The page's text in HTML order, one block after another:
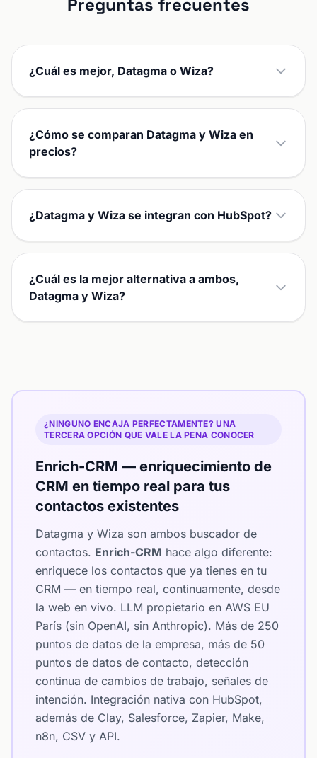
Preguntas frecuentes
¿Cuál es mejor, Datagma o Wiza?
¿Cómo se comparan Datagma y Wiza en
precios?
¿Datagma y Wiza se integran con HubSpot?
¿Cuál es la mejor alternativa a ambos,
Datagma y Wiza?
¿NINGUNO ENCAJA PERFECTAMENTE? UNA
TERCERA OPCIÓN QUE VALE LA PENA CONOCER
Enrich-CRM — enriquecimiento de
CRM en tiempo real para tus
contactos existentes
Datagma y Wiza son ambos buscador de
contactos. Enrich-CRM hace algo diferente:
enriquece los contactos que ya tienes en tu
CRM — en tiempo real, continuamente, desde
la web en vivo. LLM propietario en AWS EU
París (sin OpenAI, sin Anthropic). Más de 250
puntos de datos de la empresa, más de 50
puntos de datos de contacto, detección
continua de cambios de trabajo, señales de
intención. Integración nativa con HubSpot,
además de Clay, Salesforce, Zapier, Make,
n8n, CSV y API.